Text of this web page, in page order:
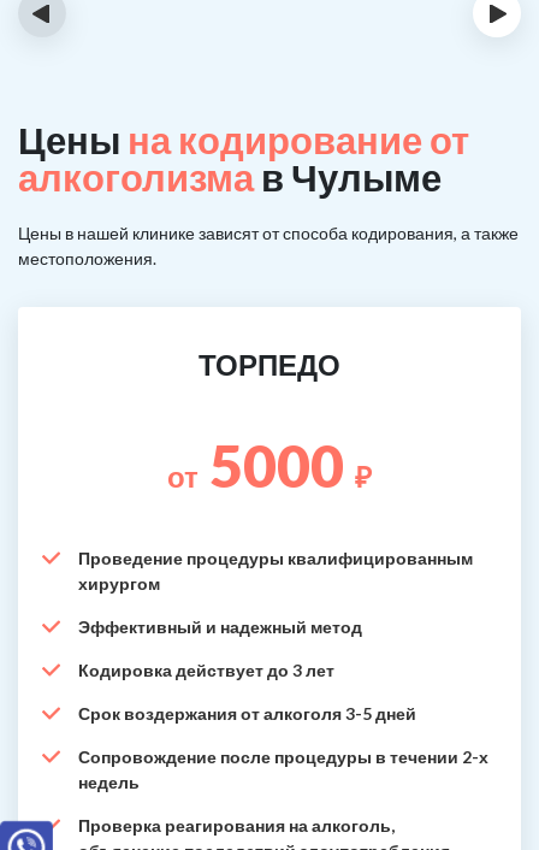
‹ ›
Цены на кодирование от
алкоголизмав Чулыме
Цены в нашей клинике зависят от способа кодирования, а также
местоположения.
ТОРПЕДО
от 5000 ₽
Проведение процедуры квалифицированным
хирургом
Эффективный и надежный метод
Кодировка действует до 3 лет
Срок воздержания от алкоголя 3-5 дней
Сопровождение после процедуры в течении 2-х
недель
Проверка реагирования на алкоголь,